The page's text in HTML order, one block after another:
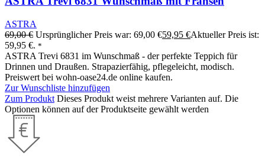
ASTRA
69,00€ Ursprünglicher Preis war: 69,00 €59,95 €Aktueller Preis ist:
59,95 €. *
ASTRA Trevi 6831 im Wunschmaß - der perfekte Teppich für
Drinnen und Draußen. Strapazierfähig, pflegeleicht, modisch.
Preiswert bei wohn-oase24.de online kaufen.
Zur Wunschliste hinzufügen
Zum Produkt Dieses Produkt weist mehrere Varianten auf. Die
Optionen können auf der Produktseite gewählt werden